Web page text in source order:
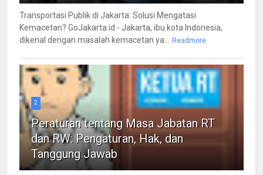
Transportasi Publik di Jakarta: Solusi Mengatasi
Kemacetan? GoJakarta.id - Jakarta, ibu kota Indonesia,
dikenal dengan masalah kemacetan ya... Readmore
2
Peraturan tentang Masa Jabatan RT
dan RW: Pengaturan, Hak, dan
Tanggung Jawab